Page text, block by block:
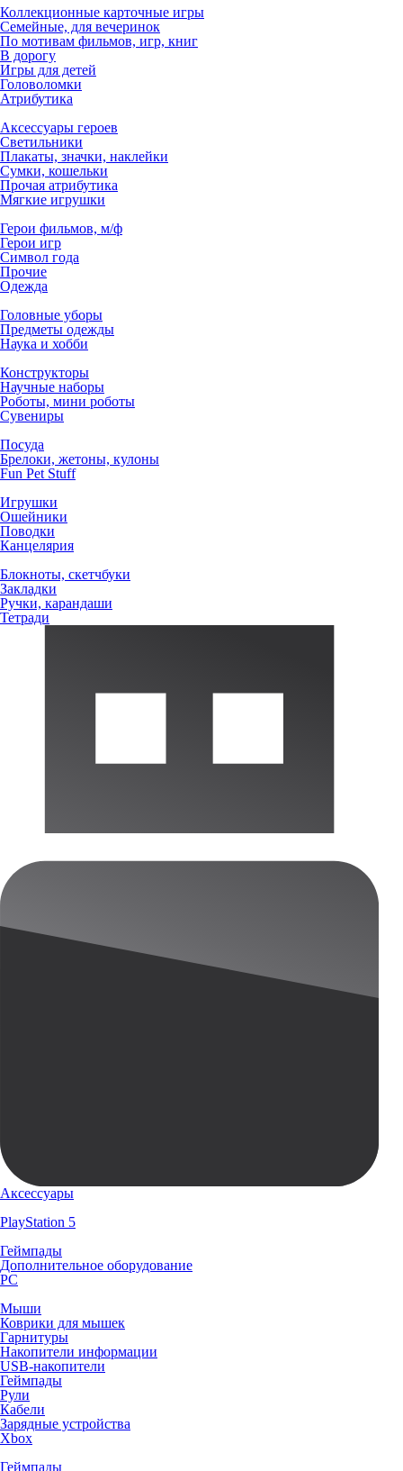
Коллекционные карточные игры
Семейные, для вечеринок
По мотивам фильмов, игр, книг
В дорогу
Игры для детей
Головоломки
Атрибутика
Аксессуары героев
Светильники
Плакаты, значки, наклейки
Сумки, кошельки
Прочая атрибутика
Мягкие игрушки
Герои фильмов, м/ф
Герои игр
Символ года
Прочие
Одежда
Головные уборы
Предметы одежды
Наука и хобби
Конструкторы
Научные наборы
Роботы, мини роботы
Сувениры
Посуда
Брелоки, жетоны, кулоны
Fun Pet Stuff
Игрушки
Ошейники
Поводки
Канцелярия
Блокноты, скетчбуки
Закладки
Ручки, карандаши
Тетради
Аксессуары
PlayStation 5
Геймпады
Дополнительное оборудование
PC
Мыши
Коврики для мышек
Гарнитуры
Накопители информации
USB-накопители
Геймпады
Рули
Кабели
Зарядные устройства
Xbox
Геймпады